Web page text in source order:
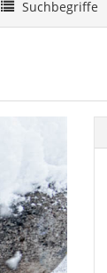
Suchbegriffe